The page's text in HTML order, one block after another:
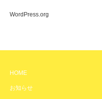
WordPress.org
HOME
お知らせ